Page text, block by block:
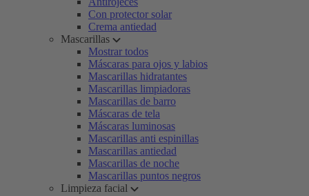
Con protector solar
Crema antiedad
Mascarillas
Mostrar todos
Máscaras para ojos y labios
Mascarillas hidratantes
Mascarillas limpiadoras
Mascarillas de barro
Máscaras de tela
Máscaras luminosas
Mascarillas anti espinillas
Mascarillas antiedad
Mascarillas de noche
Mascarillas puntos negros
Limpieza facial